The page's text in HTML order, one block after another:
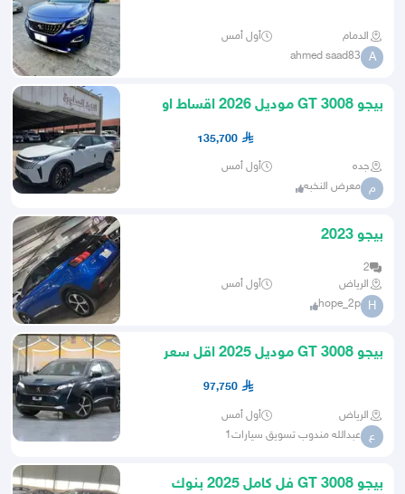
الدمام أول أمس
A
ahmed saad83
بيجو 3008 GT موديل 2026 اقساط او
135,700
جده أول أمس
م معرض النخبه
بيجو 2023
2
الرياض
أول أمس
H
hope_2p
بيجو 3008 GT موديل 2025 اقل سعر
97,750
الرياض أول أمس
ع عبدالله مندوب تسويق سيارات1
بيجو GT 3008 فل كامل 2025 بنوك